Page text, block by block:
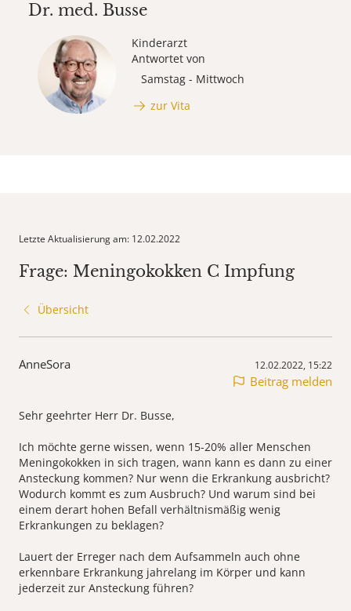
Dr. med. Busse
Kinderarzt
Antwortet von
Samstag - Mittwoch
zur Vita
Letzte Aktualisierung am: 12.02.2022
Frage: Meningokokken C Impfung
Übersicht
AnneSora 12.02.2022, 15:22
Beitrag melden
Sehr geehrter Herr Dr. Busse,
Ich möchte gerne wissen, wenn 15-20% aller Menschen
Meningokokken in sich tragen, wann kann es dann zu einer
Ansteckung kommen? Nur wenn die Erkrankung ausbricht?
Wodurch kommt es zum Ausbruch? Und warum sind bei
einem derart hohen Befall verhältnismäßig wenig
Erkrankungen zu beklagen?
Lauert der Erreger nach dem Aufsammeln auch ohne
erkennbare Erkrankung jahrelang im Körper und kann
jederzeit zur Ansteckung führen?